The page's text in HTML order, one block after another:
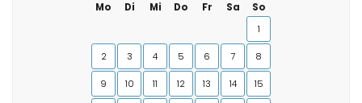
Mo
Di Mi Do Fr Sa
So
1
2 3 4 5 6 7 8
9 10 11 12 13 14 15